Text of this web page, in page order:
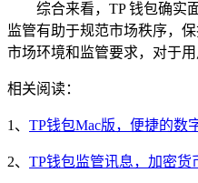
综合来看，TP 钱包确实
监管有助于规范市场秩序，
市场环境和监管要求，对于
相关阅读：
1、 TP钱包Mac版，便捷的数
2、 TP钱包监管讯息，加密货